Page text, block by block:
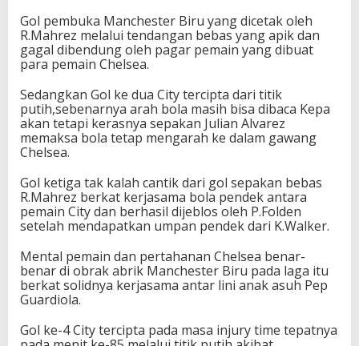
Gol pembuka Manchester Biru yang dicetak oleh
R.Mahrez melalui tendangan bebas yang apik dan
gagal dibendung oleh pagar pemain yang dibuat
para pemain Chelsea.
Sedangkan Gol ke dua City tercipta dari titik
putih,sebenarnya arah bola masih bisa dibaca Kepa
akan tetapi kerasnya sepakan Julian Alvarez
memaksa bola tetap mengarah ke dalam gawang
Chelsea.
Gol ketiga tak kalah cantik dari gol sepakan bebas
R.Mahrez berkat kerjasama bola pendek antara
pemain City dan berhasil dijeblos oleh P.Folden
setelah mendapatkan umpan pendek dari K.Walker.
Mental pemain dan pertahanan Chelsea benar-
benar di obrak abrik Manchester Biru pada laga itu
berkat solidnya kerjasama antar lini anak asuh Pep
Guardiola.
Gol ke-4 City tercipta pada masa injury time tepatnya